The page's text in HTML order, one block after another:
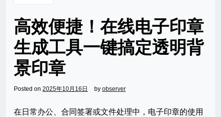
高效便捷！在线电子印章
生成工具一键搞定透明背
景印章
Posted on 2025年10月16日 by observer
在日常办公、合同签署或文件处理中，电子印章的使用